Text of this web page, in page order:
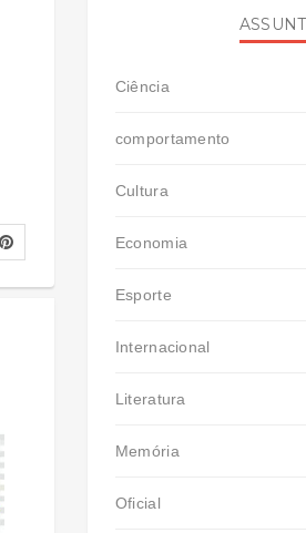
Ciência
comportamento
Cultura
Economia
Esporte
Internacional
Literatura
Memória
Oficial